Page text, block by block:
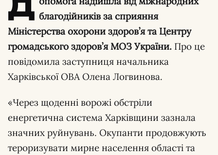
Д благодійників за сприяння
Міністерства охорони здоров’я та Центру
громадського здоров’я МОЗ України. Про це
повідомила заступниця начальника
Харківської ОВА Олена Логвинова.
«Через щоденні ворожі обстріли
енергетична система Харківщини зазнала
значних руйнувань. Окупанти продовжують
тероризувати мирне населення області та